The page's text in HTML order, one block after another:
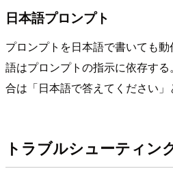
日本語プロンプト
プロンプトを日本語で書いても
語はプロンプトの指示に依存す
合は「日本語で答えてください」
トラブルシューティン